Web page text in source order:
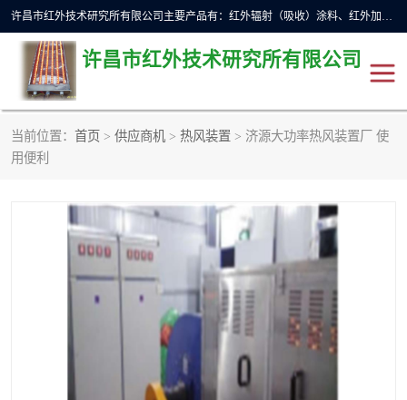
许昌市红外技术研究所有限公司主要产品有：红外辐射（吸收）涂料、红外加热元件、红外辐射加热模块（板）、红外辐射加热炉（箱）、快速红外辐射加热器、系列高端红外加热实验设备、系列红外加热控制器等。
许昌市红外技术研究所有限公司
当前位置： 首页 > 供应商机 > 热风装置 > 济源大功率热风装置厂 使
用便利
红外加热设备
红外辐射涂料 红外辐射加热器
红外辐射加热模块 定制红外加热实验设备
红外加热元件 红外辐射吸收涂料
高端红外加热实验设备 电工电气
红外加热控制器